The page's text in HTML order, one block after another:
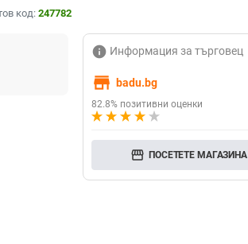
код: 247782
info Информация за търговец
store badu.bg
82.8% позитивни оценки
storefront ПОСЕТЕТЕ МАГАЗИНА